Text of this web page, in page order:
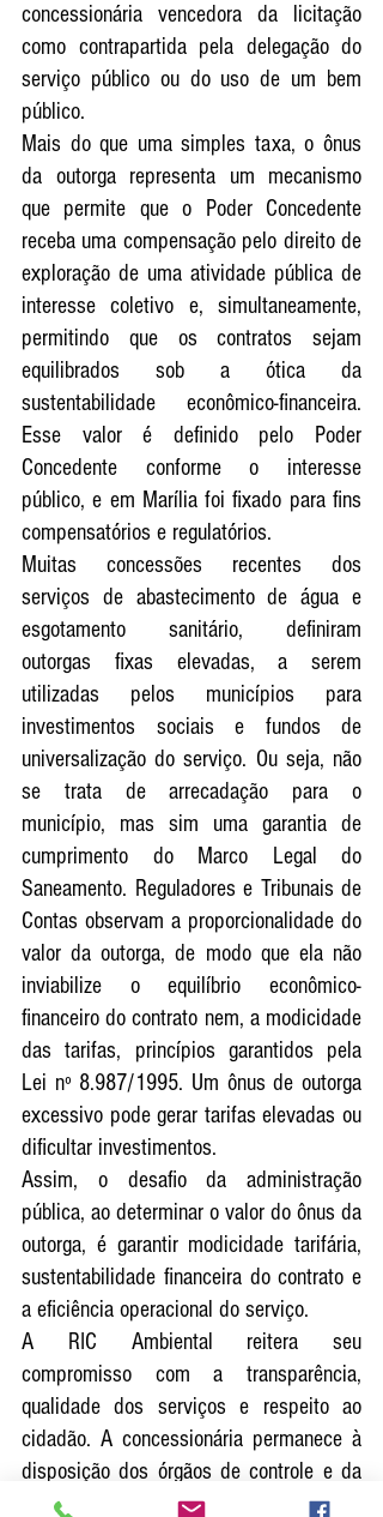
concessionária vencedora da licitação
como contrapartida pela delegação do
serviço público ou do uso de um bem
público.
Mais do que uma simples taxa, o ônus
da outorga representa um mecanismo
que permite que o Poder Concedente
receba uma compensação pelo direito de
exploração de uma atividade pública de
interesse coletivo e, simultaneamente,
permitindo que os contratos sejam
equilibrados sob a ótica da
sustentabilidade econômico-financeira.
Esse valor é definido pelo Poder
Concedente conforme o interesse
público, e em Marília foi fixado para fins
compensatórios e regulatórios.
Muitas concessões recentes dos
serviços de abastecimento de água e
esgotamento sanitário, definiram
outorgas fixas elevadas, a serem
utilizadas pelos municípios para
investimentos sociais e fundos de
universalização do serviço. Ou seja, não
se trata de arrecadação para o
município, mas sim uma garantia de
cumprimento do Marco Legal do
Saneamento. Reguladores e Tribunais de
Contas observam a proporcionalidade do
valor da outorga, de modo que ela não
inviabilize o equilíbrio econômico-
financeiro do contrato nem, a modicidade
das tarifas, princípios garantidos pela
Lei nº 8.987/1995. Um ônus de outorga
excessivo pode gerar tarifas elevadas ou
dificultar investimentos.
Assim, o desafio da administração
pública, ao determinar o valor do ônus da
outorga, é garantir modicidade tarifária,
sustentabilidade financeira do contrato e
a eficiência operacional do serviço.
A RIC Ambiental reitera seu
compromisso com a transparência,
qualidade dos serviços e respeito ao
cidadão. A concessionária permanece à
disposição dos órgãos de controle e da
população para esclarecer todas as